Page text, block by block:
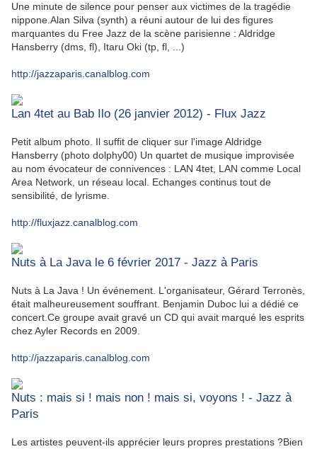
Une minute de silence pour penser aux victimes de la tragédie
nippone.Alan Silva (synth) a réuni autour de lui des figures
marquantes du Free Jazz de la scène parisienne : Aldridge
Hansberry (dms, fl), Itaru Oki (tp, fl, ...)
http://jazzaparis.canalblog.com
Lan 4tet au Bab Ilo (26 janvier 2012) - Flux Jazz
Petit album photo. Il suffit de cliquer sur l'image Aldridge
Hansberry (photo dolphy00) Un quartet de musique improvisée
au nom évocateur de connivences : LAN 4tet, LAN comme Local
Area Network, un réseau local. Echanges continus tout de
sensibilité, de lyrisme.
http://fluxjazz.canalblog.com
Nuts à La Java le 6 février 2017 - Jazz à Paris
Nuts à La Java ! Un événement. L'organisateur, Gérard Terronès,
était malheureusement souffrant. Benjamin Duboc lui a dédié ce
concert.Ce groupe avait gravé un CD qui avait marqué les esprits
chez Ayler Records en 2009.
http://jazzaparis.canalblog.com
Nuts : mais si ! mais non ! mais si, voyons ! - Jazz à
Paris
Les artistes peuvent-ils apprécier leurs propres prestations ?Bien